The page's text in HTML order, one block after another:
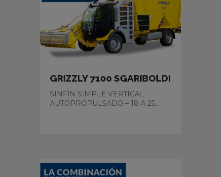
GRIZZLY 7100 SGARIBOLDI
SINFÍN SIMPLE VERTICAL
AUTOPROPULSADO – 18 A 25...